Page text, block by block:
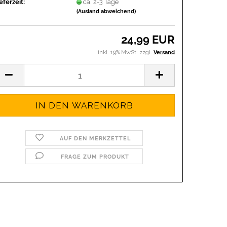
ca. 2-3 Tage
(Ausland abweichend)
24,99 EUR
inkl. 19% MwSt. zzgl. Versand
AUF DEN MERKZETTEL
FRAGE ZUM PRODUKT